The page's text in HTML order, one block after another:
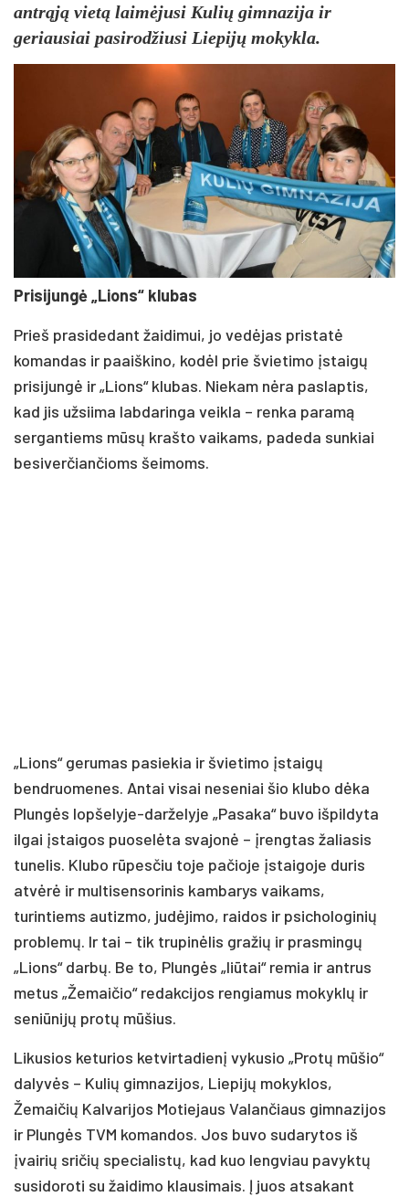
antrąją vietą laimėjusi Kulių gimnazija ir
geriausiai pasirodžiusi Liepijų mokykla.
Prisijungė „Lions“ klubas
Prieš prasidedant žaidimui, jo vedėjas pristatė
komandas ir paaiškino, kodėl prie švietimo įstaigų
prisijungė ir „Lions“ klubas. Niekam nėra paslaptis,
kad jis užsiima labdaringa veikla – renka paramą
sergantiems mūsų krašto vaikams, padeda sunkiai
besiverčiančioms šeimoms.
„Lions“ gerumas pasiekia ir švietimo įstaigų
bendruomenes. Antai visai neseniai šio klubo dėka
Plungės lopšelyje-darželyje „Pasaka“ buvo išpildyta
ilgai įstaigos puoselėta svajonė – įrengtas žaliasis
tunelis. Klubo rūpesčiu toje pačioje įstaigoje duris
atvėrė ir multisensorinis kambarys vaikams,
turintiems autizmo, judėjimo, raidos ir psichologinių
problemų. Ir tai – tik trupinėlis gražių ir prasmingų
„Lions“ darbų. Be to, Plungės „liūtai“ remia ir antrus
metus „Žemaičio“ redakcijos rengiamus mokyklų ir
seniūnijų protų mūšius.
Likusios keturios ketvirtadienį vykusio „Protų mūšio“
dalyvės – Kulių gimnazijos, Liepijų mokyklos,
Žemaičių Kalvarijos Motiejaus Valančiaus gimnazijos
ir Plungės TVM komandos. Jos buvo sudarytos iš
įvairių sričių specialistų, kad kuo lengviau pavyktų
susidoroti su žaidimo klausimais. Į juos atsakant